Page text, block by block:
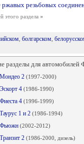
ржавых резьбовых
этого раздела »
, болгарском,
разделы для автомобилей
2 (1997-2000)
4 (1986-1990)
4 (1996-1999)
1 и 2 (1986-1994)
Фьюжн (2002-2012)
2 (1986-2000, дизель)